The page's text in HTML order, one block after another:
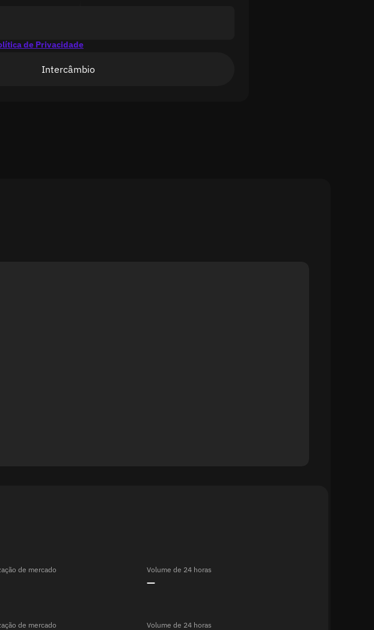
de Privacidade
Intercâmbio
de mercado Volume de 24 horas
—
de mercado Volume de 24 horas